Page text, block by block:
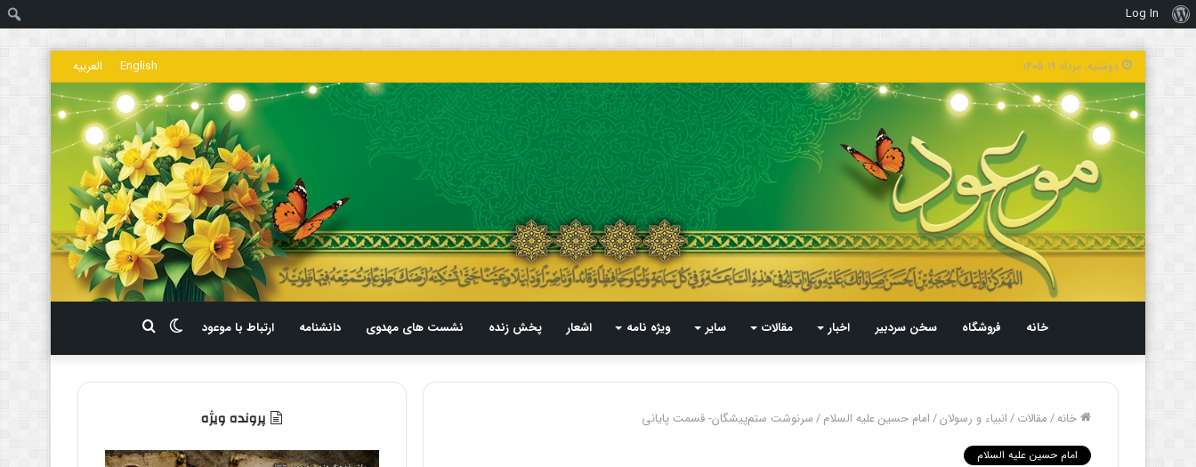
درباره
وردپرس
Log In
دوشنبه, مرداد ۱۹ ۱۴۰۵ English العربیه
خانه فروشگاه سخن سردبیر اخبار مقالات سایر ویژه نامه اشعار پخش زنده نشست های مهدوی دانشنامه ارتباط با موعود
برای
تغییر
پوسته
خانه/مقالات/انبیاء و رسولان/امام حسین علیه السلام/سرنوشت ستم‌پیشگان- قسمت پایانی
امام حسین علیه السلام
پرونده ویژه